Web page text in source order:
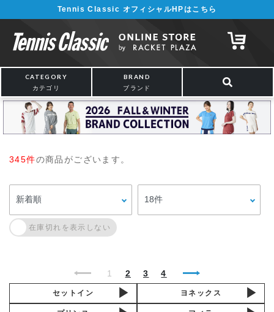
Tennis Classic オフィシャルHPはこちら
CATEGORY
カテゴリ
BRAND
ブランド
345件の商品がございます。
1 2 3 4
セットイン ヨネックス